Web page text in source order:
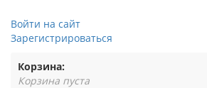
Войти на сайт
Зарегистрироваться
Корзина:
Корзина пуста